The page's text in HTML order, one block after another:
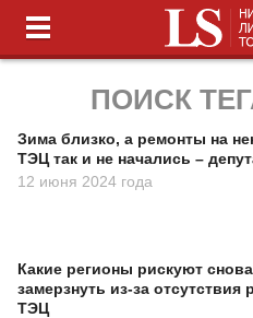
ПОИСК
Зима близко, а ремонты на
ТЭЦ так и не начались –
12 июня 2024 года
Какие регионы рискуют снова
замерзнуть из-за отсутствия
ТЭЦ